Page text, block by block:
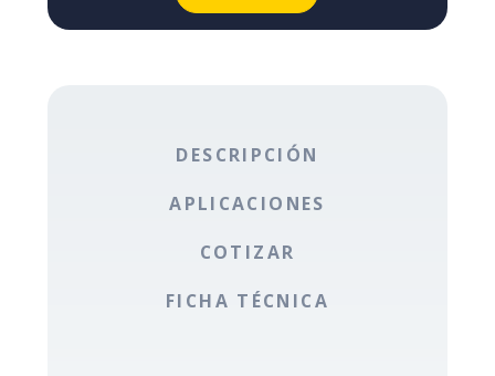
DESCRIPCIÓN
APLICACIONES
COTIZAR
FICHA TÉCNICA